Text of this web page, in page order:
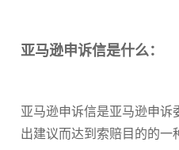
亚马逊申诉信是什么：
亚马逊申诉信是亚马逊申
出建议而达到索赔目的的一